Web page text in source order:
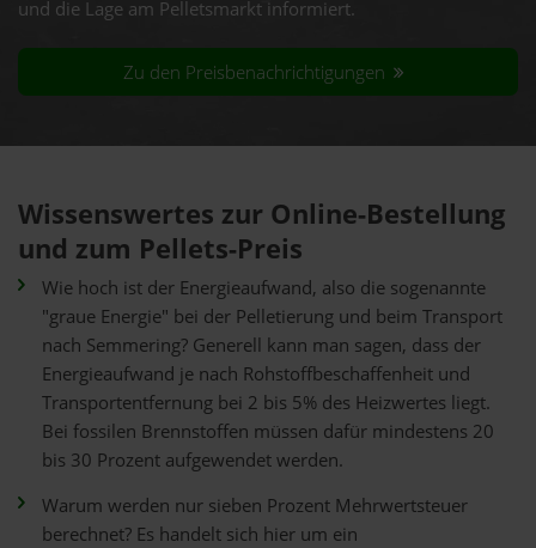
und die Lage am Pelletsmarkt informiert.
Zu den Preisbenachrichtigungen
Wissenswertes zur Online-Bestellung
und zum Pellets-Preis
Wie hoch ist der Energieaufwand, also die sogenannte
"graue Energie" bei der Pelletierung und beim Transport
nach Semmering? Generell kann man sagen, dass der
Energieaufwand je nach Rohstoffbeschaffenheit und
Transportentfernung bei 2 bis 5% des Heizwertes liegt.
Bei fossilen Brennstoffen müssen dafür mindestens 20
bis 30 Prozent aufgewendet werden.
Warum werden nur sieben Prozent Mehrwertsteuer
berechnet? Es handelt sich hier um ein